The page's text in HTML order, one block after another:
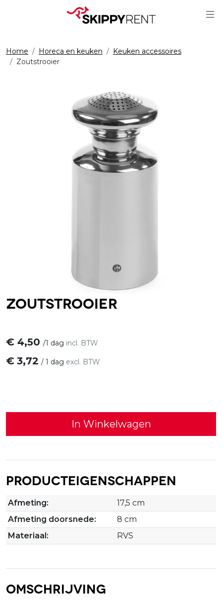
Home Horeca en keuken
Keuken accessoires
Zoutstrooier
Zoutstrooier
€ 4,50 /1 dag incl. BTW
€ 3,72 / 1 dag excl. BTW
In Winkelwagen
Producteigenschappen
Afmeting:
17,5 cm
Afmeting doorsnede:
8 cm
Materiaal:
RVS
Omschrijving